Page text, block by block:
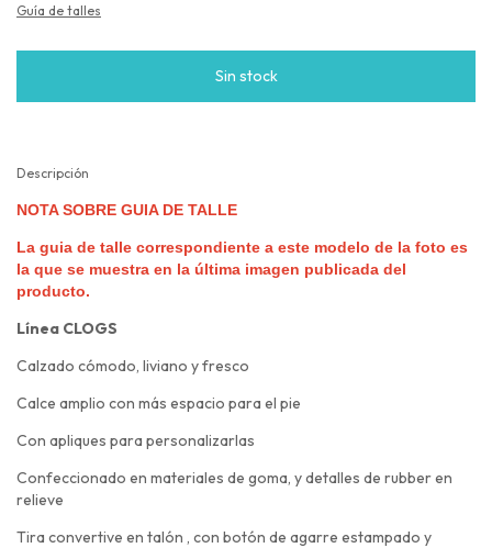
Guía de talles
Descripción
NOTA SOBRE GUIA DE TALLE
La guia de talle correspondiente a este modelo de la foto es
la que se muestra en la última imagen publicada del
producto.
Línea CLOGS
Calzado cómodo, liviano y fresco
Calce amplio con más espacio para el pie
Con apliques para personalizarlas
Confeccionado en materiales de goma, y detalles de rubber en
relieve
Tira convertive en talón , con botón de agarre estampado y